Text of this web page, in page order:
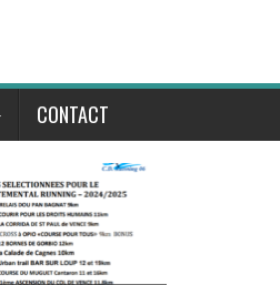
CONTACT